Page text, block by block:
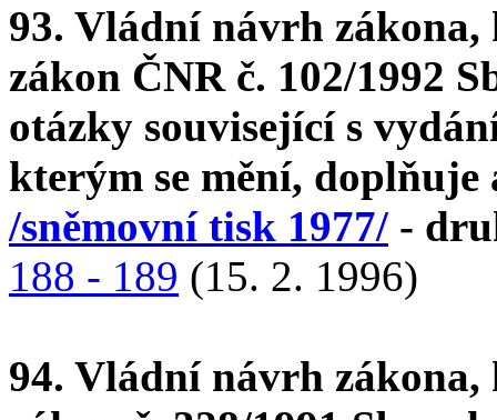
93. Vládní návrh
zákon ČNR č. 102/1992
otázky související s
kterým se mění,
/sněmovní tisk 1977/ -
188 - 189 (15. 2. 1996)
94. Vládní návrh